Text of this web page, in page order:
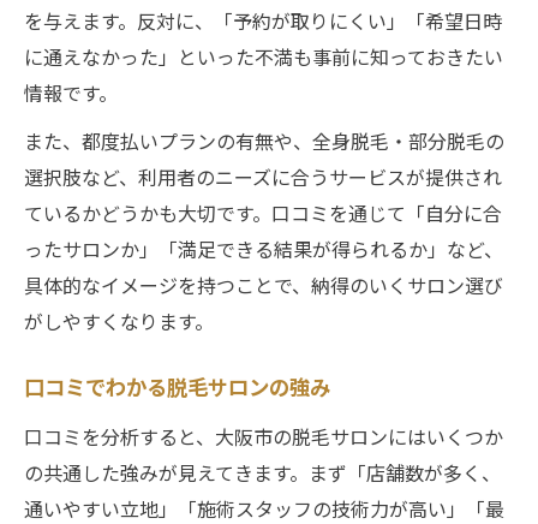
を与えます。反対に、「予約が取りにくい」「希望日時
に通えなかった」といった不満も事前に知っておきたい
情報です。
また、都度払いプランの有無や、全身脱毛・部分脱毛の
選択肢など、利用者のニーズに合うサービスが提供され
ているかどうかも大切です。口コミを通じて「自分に合
ったサロンか」「満足できる結果が得られるか」など、
具体的なイメージを持つことで、納得のいくサロン選び
がしやすくなります。
口コミでわかる脱毛サロンの強み
口コミを分析すると、大阪市の脱毛サロンにはいくつか
の共通した強みが見えてきます。まず「店舗数が多く、
通いやすい立地」「施術スタッフの技術力が高い」「最